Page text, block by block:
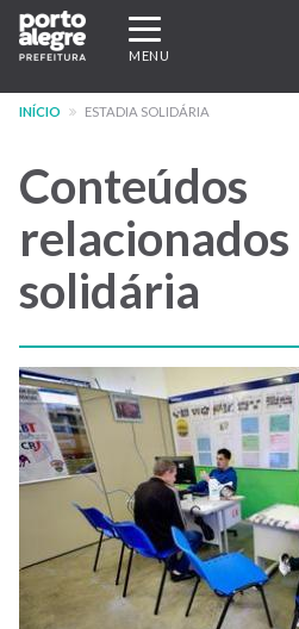
Pular
para
conteúdo
Expandir/recolher
navegação
MENU
INÍCIO ESTADIA SOLIDÁRIA
Conteúdos
relacionados
solidária